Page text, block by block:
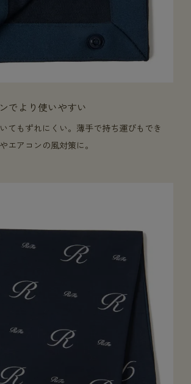
でより使いやすい
てもずれにくい。薄手で持ち運びもでき
エアコンの風対策に。